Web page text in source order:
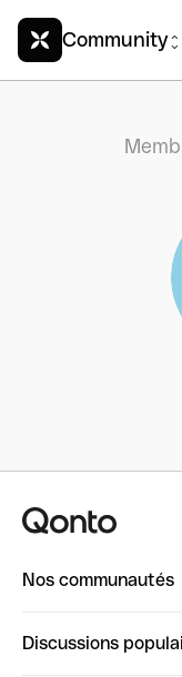
Community
Nos communautés
Discussions